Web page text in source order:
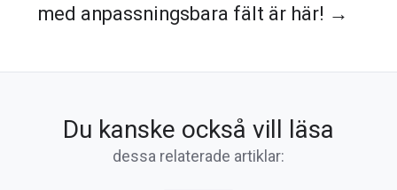
med anpassningsbara fält är här! →
Du kanske också vill läsa
dessa relaterade artiklar: